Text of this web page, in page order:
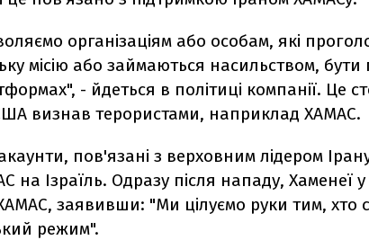
організаціям або особам, які
місію або займаються насильством, бути
- йдеться в політиці компанії. Це
визнав терористами, наприклад ХАМАС.
пов'язані з верховним лідером
на Ізраїль. Одразу після нападу, Хаменеї у
заявивши: "Ми цілуємо руки тим, хто
режим".